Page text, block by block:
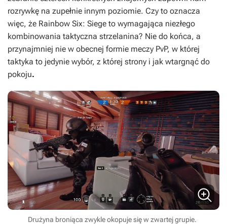
rozrywkę na zupełnie innym poziomie. Czy to oznacza
więc, że Rainbow Six: Siege to wymagająca niezłego
kombinowania taktyczna strzelanina? Nie do końca, a
przynajmniej nie w obecnej formie meczy PvP, w której
taktyka to jedynie wybór, z której strony i jak wtargnąć do
pokoju.
Drużyna broniąca zwykle okopuje się w zwartej grupie.